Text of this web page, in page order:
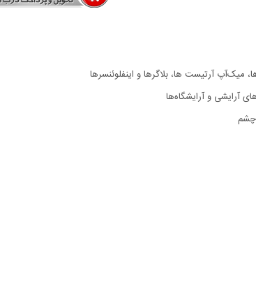
میک‌آپ آرتیست ها، بلاگرها و اینفلوئنسرها
آرایشی و آرایشگاه‌ها
چشم